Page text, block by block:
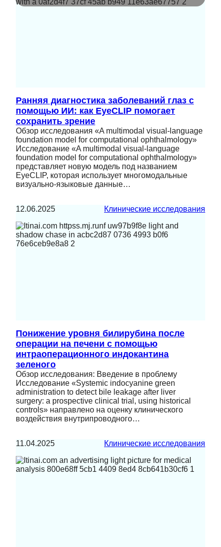
Ранняя диагностика заболеваний глаз с
помощью ИИ: как EyeCLIP помогает
сохранить зрение
Обзор исследования «A multimodal visual-language
foundation model for computational ophthalmology»
Исследование «A multimodal visual-language
foundation model for computational ophthalmology»
представляет новую модель под названием
EyeCLIP, которая использует многомодальные
визуально-языковые данные…
12.06.2025 Клинические исследования
Понижение уровня билирубина после
операции на печени с помощью
интраоперационного индокантина
зеленого
Обзор исследования: Введение в проблему
Исследование «Systemic indocyanine green
administration to detect bile leakage after liver
surgery: a prospective clinical trial, using historical
controls» направлено на оценку клинического
воздействия внутрипроводного…
11.04.2025 Клинические исследования